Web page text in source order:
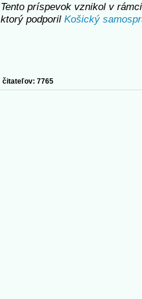
Tento príspevok vznikol v
ktorý podporil Košický
čitateľov: 7765